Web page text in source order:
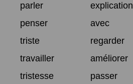
parler
explication
penser
avec
triste
regarder
travailler
améliorer
tristesse
passer